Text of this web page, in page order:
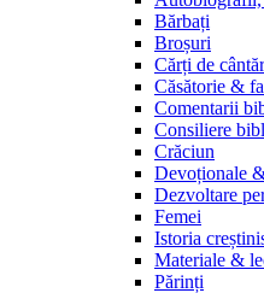
Bărbați
Broșuri
Cărți de
Căsătorie &
Comentarii
Consiliere
Crăciun
Devoționale
Dezvoltare
Femei
Istoria
Materiale &
Părinți